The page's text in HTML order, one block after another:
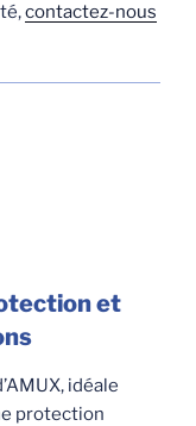
contactez-nous
et
idéale
protection